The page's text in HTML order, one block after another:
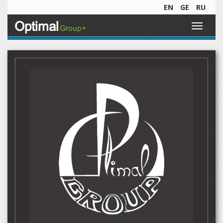
EN GE RU
Toggle
Optimal Group+